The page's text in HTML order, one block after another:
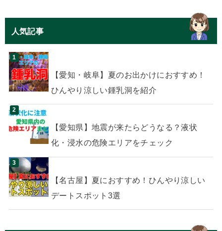
人気記事
【愛知・岐阜】夏のお出かけにおすすめ！
ひんやり涼しい鍾乳洞を紹介
【愛知県】地震が来たらどうなる？液状
化・浸水の危険エリアをチェック
【名古屋】夏におすすめ！ひんやり涼しい
デートスポット3選